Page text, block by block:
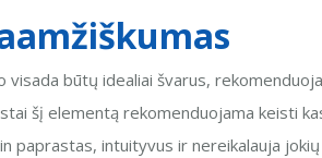
būtų idealiai švarus,
šį elementą rekomenduojama keisti
intuityvus ir nereikalauja